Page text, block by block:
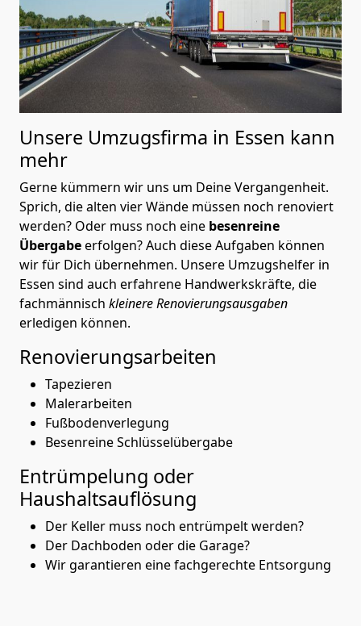
Unsere Umzugsfirma in Essen kann
mehr
Gerne kümmern wir uns um Deine Vergangenheit.
Sprich, die alten vier Wände müssen noch renoviert
werden? Oder muss noch eine besenreine
Übergabeerfolgen? Auch diese Aufgaben können
wir für Dich übernehmen. Unsere Umzugshelfer in
Essen sind auch erfahrene Handwerkskräfte, die
fachmännisch kleinere Renovierungsausgaben
erledigen können.
Renovierungsarbeiten
Tapezieren
Malerarbeiten
Fußbodenverlegung
Besenreine Schlüsselübergabe
Entrümpelung oder
Haushaltsauflösung
Der Keller muss noch entrümpelt werden?
Der Dachboden oder die Garage?
Wir garantieren eine fachgerechte Entsorgung